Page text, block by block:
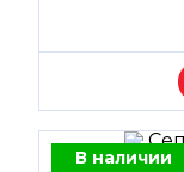
В наличии